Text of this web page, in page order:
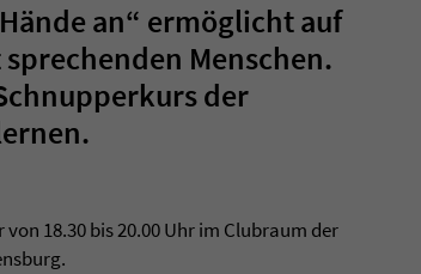
an“ ermöglicht auf
Menschen.
der
18.30 bis 20.00 Uhr im Clubraum der